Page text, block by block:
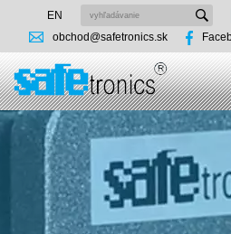
EN
obchod@safetronics.sk